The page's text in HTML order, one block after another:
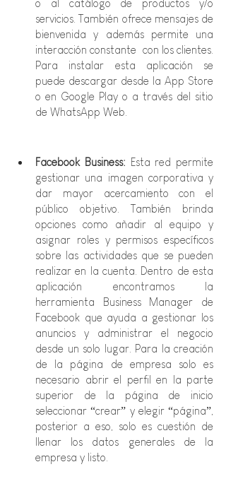
o al catálogo de productos y/o
servicios. También ofrece mensajes de
bienvenida y además permite una
interacción constante  con los clientes.
Para instalar esta aplicación se
puede descargar desde la App Store
o en Google Play o a través del sitio
de WhatsApp Web.
Facebook Business: Esta red permite
gestionar una imagen corporativa y
dar mayor acercamiento con el
público objetivo. También brinda
opciones como añadir al equipo y
asignar roles y permisos específicos
sobre las actividades que se pueden
realizar en la cuenta. Dentro de esta
aplicación encontramos la
herramienta Business Manager de
Facebook que ayuda a gestionar los
anuncios y administrar el negocio
desde un solo lugar. Para la creación
de la página de empresa solo es
necesario abrir el perfil en la parte
superior de la página de inicio
seleccionar “crear” y elegir “página”,
posterior a eso, solo es cuestión de
llenar los datos generales de la
empresa y listo.